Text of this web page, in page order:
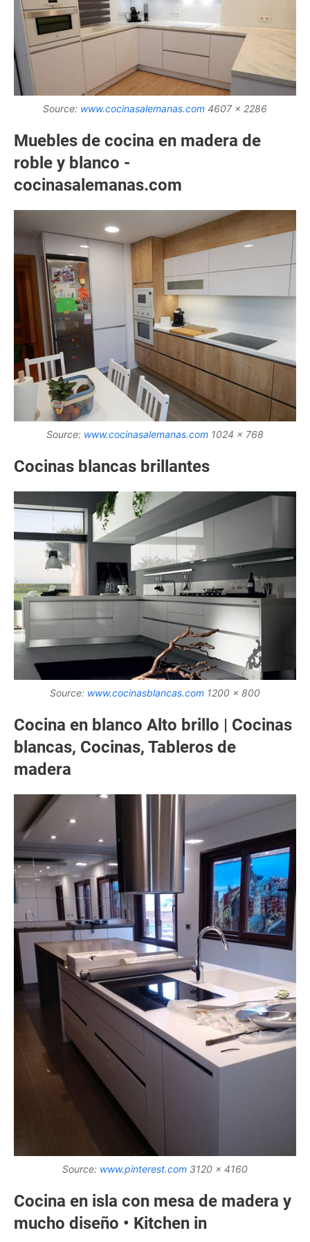
Source: www.cocinasalemanas.com 4607 x 2286
Muebles de cocina en madera de
roble y blanco -
cocinasalemanas.com
Source: www.cocinasalemanas.com 1024 x 768
Cocinas blancas brillantes
Source: www.cocinasblancas.com 1200 x 800
Cocina en blanco Alto brillo | Cocinas
blancas, Cocinas, Tableros de
madera
Source: www.pinterest.com 3120 x 4160
Cocina en isla con mesa de madera y
mucho diseño • Kitchen in